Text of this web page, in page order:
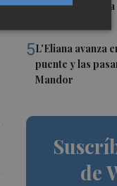
para construir
5L'Eliana avanza
puente y las
Mandor
de